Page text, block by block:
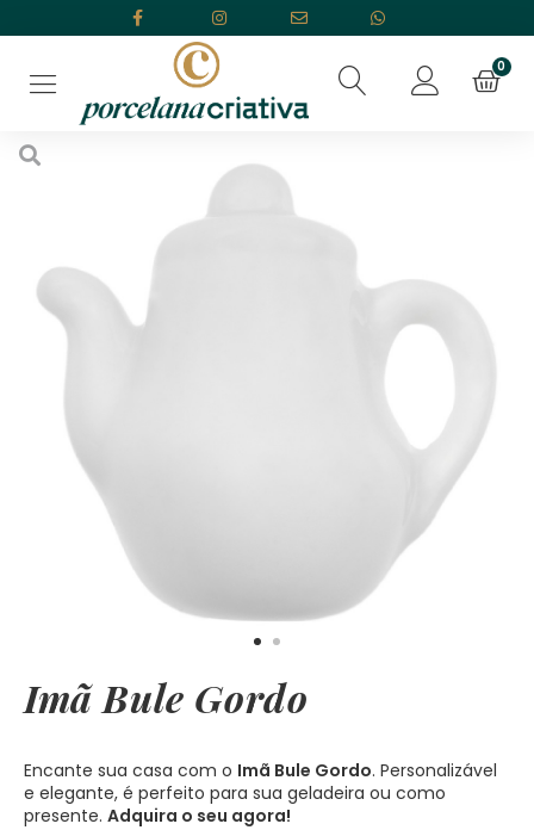
Porcelana Branca/Imãs/ Imã Bule Gordo
Imã Bule Gordo
Encante sua casa com o Imã Bule Gordo. Personalizável
e elegante, é perfeito para sua geladeira ou como
presente. Adquira o seu agora!